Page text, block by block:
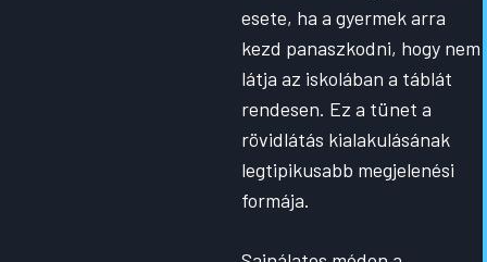
esete, ha a gyermek arra
kezd panaszkodni, hogy nem
látja az iskolában a táblát
rendesen. Ez a tünet a
rövidlátás kialakulásának
legtipikusabb megjelenési
formája.